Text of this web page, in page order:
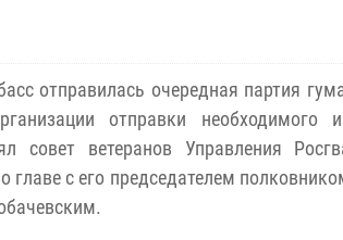
отправилась очередная партия
отправки необходимого
совет ветеранов Управления
главе с его председателем